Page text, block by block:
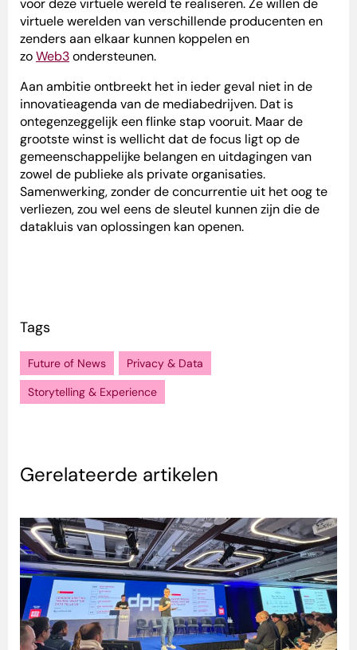
voor deze virtuele wereld te realiseren. Ze willen de
virtuele werelden van verschillende producenten en
zenders aan elkaar kunnen koppelen en
zoWeb3ondersteunen.
Aan ambitie ontbreekt het in ieder geval niet in de
innovatieagenda van de mediabedrijven. Dat is
ontegenzeggelijk een flinke stap vooruit. Maar de
grootste winst is wellicht dat de focus ligt op de
gemeenschappelijke belangen en uitdagingen van
zowel de publieke als private organisaties.
Samenwerking, zonder de concurrentie uit het oog te
verliezen, zou wel eens de sleutel kunnen zijn die de
datakluis van oplossingen kan openen.
Tags
Future of News
Privacy & Data
Storytelling & Experience
Gerelateerde artikelen